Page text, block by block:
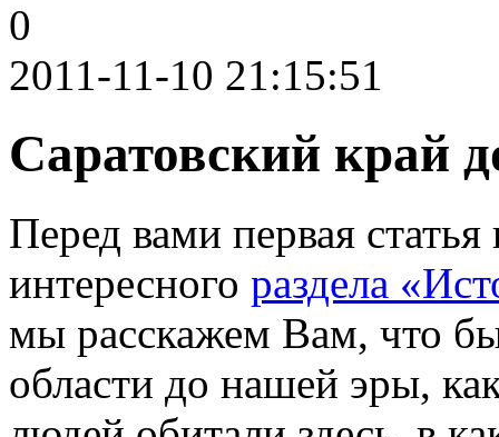
0
2011-11-10 21:15:51
Саратовский край
Перед вами первая
интересного раздела
мы расскажем Вам, что
области до нашей эры,